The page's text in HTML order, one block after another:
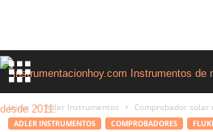
Inicio Adler Instrumentos Comprobador solar
ADLER INSTRUMENTOS COMPROBADORES